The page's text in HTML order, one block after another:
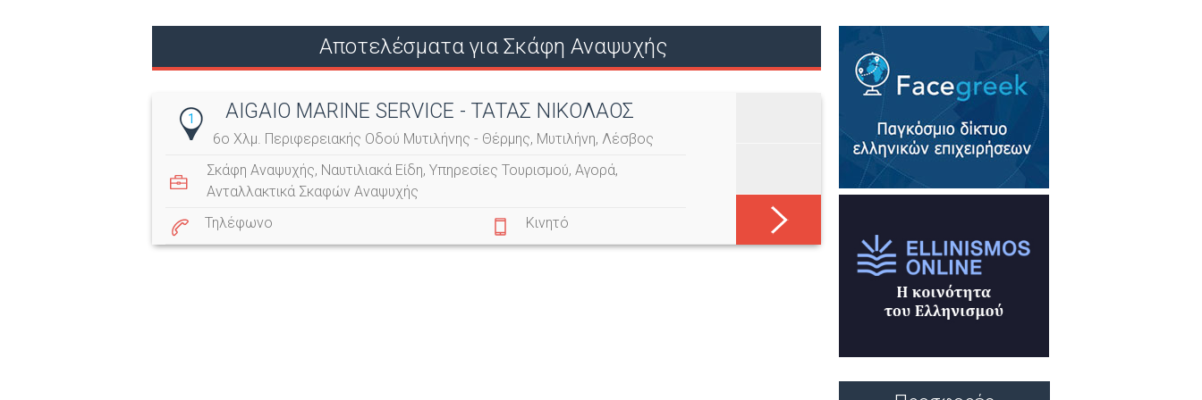
Ο
Ύ
Αποτελέσματα για Σκάφη Αναψυχής
1 AIGAIO MARINE SERVICE - ΤΑΤΑΣ ΝΙΚΟΛΑΟΣ
6ο Χλμ. Περιφερειακής Οδού Μυτιλήνης - Θέρμης, Μυτιλήνη, Λέσβος
Σκάφη Αναψυχής, Ναυτιλιακά Είδη, Υπηρεσίες Τουρισμού, Αγορά,
Ανταλλακτικά Σκαφών Αναψυχής
Τηλέφωνο
Κινητό